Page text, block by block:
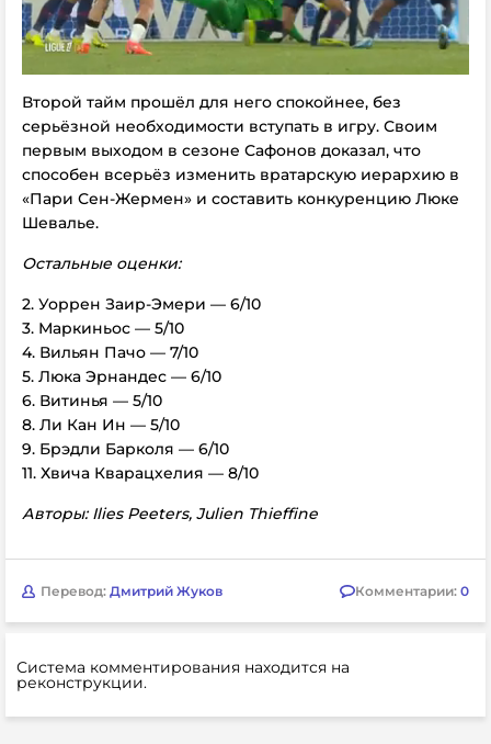
Второй тайм прошёл для него спокойнее, без
серьёзной необходимости вступать в игру. Своим
первым выходом в сезоне Сафонов доказал, что
способен всерьёз изменить вратарскую иерархию в
«Пари Сен-Жермен» и составить конкуренцию Люке
Шевалье.
Остальные оценки:
2. Уоррен Заир-Эмери — 6/10
3. Маркиньос — 5/10
4. Вильян Пачо — 7/10
5. Люка Эрнандес — 6/10
6. Витинья — 5/10
8. Ли Кан Ин — 5/10
9. Брэдли Барколя — 6/10
11. Хвича Кварацхелия — 8/10
Авторы: Ilies Peeters, Julien Thieffine
Перевод: Дмитрий Жуков Комментарии: 0
Система комментирования находится на
реконструкции.